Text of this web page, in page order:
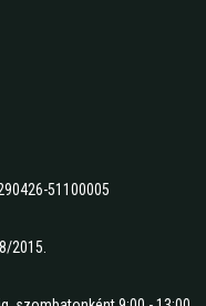
51100005
2015.